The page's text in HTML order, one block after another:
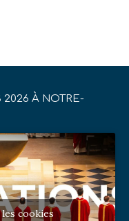
2026 À NOTRE-
cookies